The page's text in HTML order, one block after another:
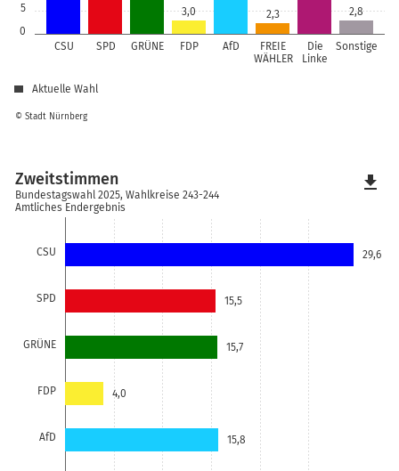
0
5
CSU SPD GRÜNE FDP AfD
FREIE
WÄHLER
Die
Linke
Sonstige
3,0 2,3 2,8
© Stadt Nürnberg
Aktuelle Wahl
CSU
SPD
GRÜNE
FDP
AfD
29,6
15,5
15,7
4,0
15,8
Zweitstimmen
Bundestagswahl 2025, Wahlkreise 243-244
Amtliches Endergebnis
file_download